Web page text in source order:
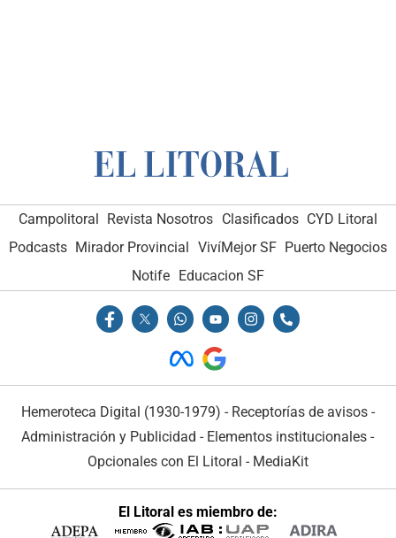
Campolitoral Revista Nosotros Clasificados CYD Litoral
Podcasts Mirador Provincial VivíMejor SF Puerto Negocios
Notife
Educacion SF
Hemeroteca Digital (1930-1979) - Receptorías de avisos -
Administración y Publicidad - Elementos institucionales -
Opcionales con El Litoral - MediaKit
El Litoral es miembro de: